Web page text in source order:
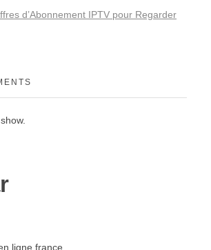
d’Abonnement IPTV pour Regarder
ligne france